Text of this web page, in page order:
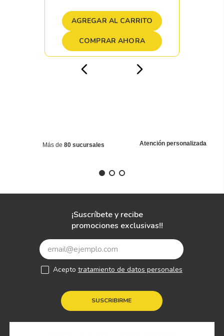
AGREGAR AL CARRITO
COMPRAR AHORA
Más de 80 sucursales Atención personalizada
¡Suscríbete y recibe
promociones exclusivas!!
SUSCRIBIRME
Acepto tratamiento de datos personales